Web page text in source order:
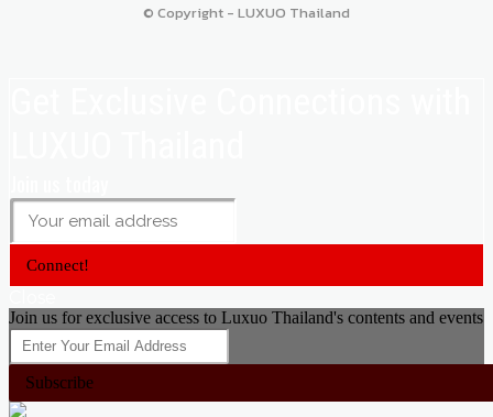
© Copyright - LUXUO Thailand
Connect!
Join us for exclusive access to Luxuo Thailand's contents and events
Subscribe